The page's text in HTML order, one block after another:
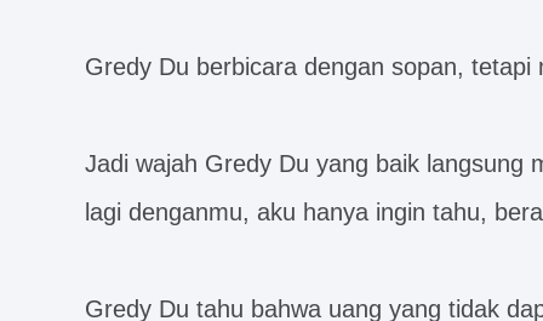
Gredy Du berbicara dengan sopan,
Jadi wajah Gredy Du yang baik langsung
lagi denganmu, aku hanya ingin tahu,
Gredy Du tahu bahwa uang yang tidak